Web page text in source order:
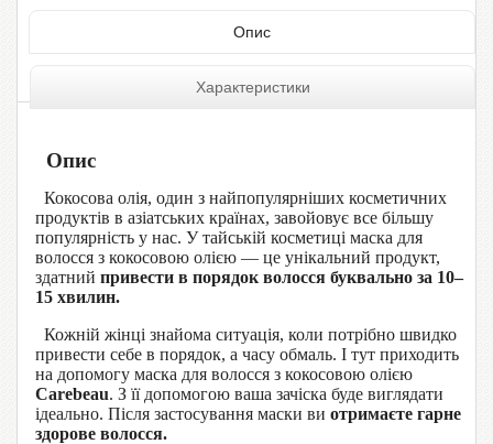
Опис
Характеристики
Опис
Кокосова олія, один з найпопулярніших косметичних
продуктів в азіатських країнах, завойовує все більшу
популярність у нас. У тайській косметиці маска для
волосся з кокосовою олією — це унікальний продукт,
здатний привести в порядок волосся буквально за 10–
15 хвилин.
Кожній жінці знайома ситуація, коли потрібно швидко
привести себе в порядок, а часу обмаль. І тут приходить
на допомогу маска для волосся з кокосовою олією
Carebeau. З її допомогою ваша зачіска буде виглядати
ідеально. Після застосування маски ви отримаєте гарне
здорове волосся.